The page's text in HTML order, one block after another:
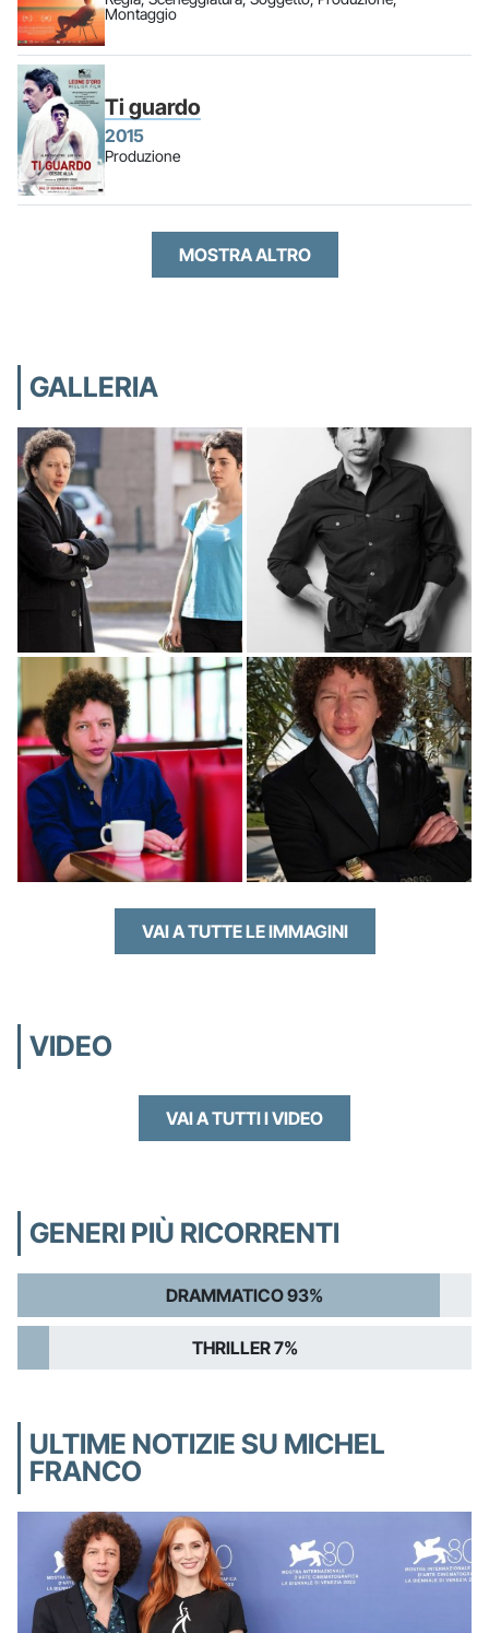
Montaggio
Ti guardo
2015
Produzione
MOSTRA ALTRO
GALLERIA
VAI A TUTTE LE IMMAGINI
VIDEO
VAI A TUTTI I VIDEO
GENERI PIÙ RICORRENTI
DRAMMATICO 93%
THRILLER 7%
ULTIME NOTIZIE SU MICHEL
FRANCO